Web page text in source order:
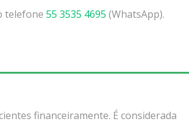
telefone 55 3535 4695 (WhatsApp).
financeiramente. É considerada